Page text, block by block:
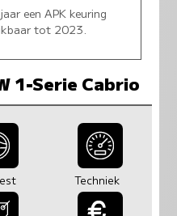
een APK keuring
tot 2023.
1-Serie Cabrio
Techniek